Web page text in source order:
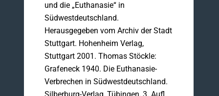
und die „Euthanasie“ in
Südwestdeutschland.
Herausgegeben vom Archiv der Stadt
Stuttgart. Hohenheim Verlag,
Stuttgart 2001. Thomas Stöckle:
Grafeneck 1940. Die Euthanasie-
Verbrechen in Südwestdeutschland.